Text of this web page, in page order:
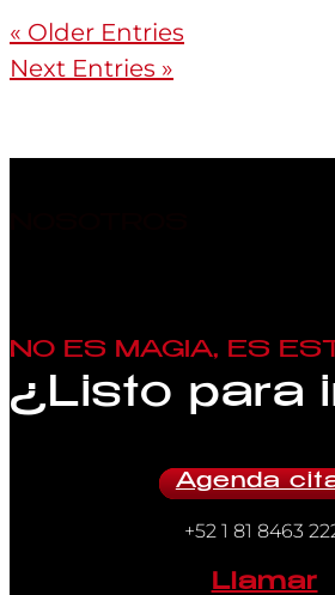
« Older Entries
Next Entries »
NO ES MAGIA, ES
¿Listo para
Agenda
+52 1 81 8463
Llamar